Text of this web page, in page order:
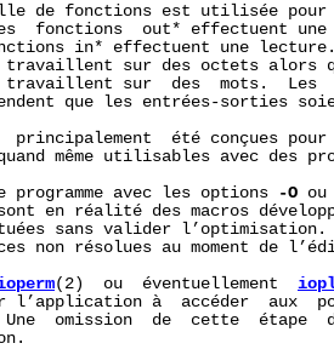
de fonctions est utilisée
fonctions  out* effectuent
in* effectuent une
sur des octets alors
sur  des  mots.  Les
que les entrées-sorties
principalement  été conçues
même utilisables avec des
programme avec les options
-O
en réalité des macros
sans valider
non résolues au moment de
(2)  ou  éventuellement
l’application à  accéder  aux
omission  de  cette  étape